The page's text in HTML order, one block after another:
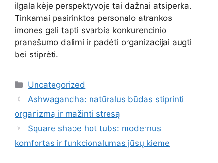
ilgalaikėje perspektyvoje tai dažnai atsiperka.
Tinkamai pasirinktos personalo atrankos
imones gali tapti svarbia konkurencinio
pranašumo dalimi ir padėti organizacijai augti
bei stiprėti.
Kategorijos
Uncategorized
Ashwagandha: natūralus būdas stiprinti
organizmą ir mažinti stresą
Square shape hot tubs: modernus
komfortas ir funkcionalumas jūsų kieme